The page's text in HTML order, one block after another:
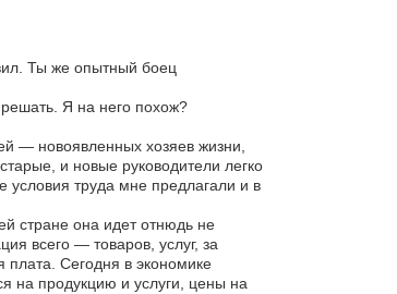
Ты же опытный боец
Я на него похож?
— новоявленных хозяев жизни,
и новые руководители легко
условия труда мне предлагали и в
стране она идет отнюдь не
всего — товаров, услуг, за
Сегодня в экономике
на продукцию и услуги, цены на